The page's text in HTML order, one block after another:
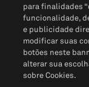
para finalidades
funcionalidade,
e publicidade
modificar suas
botões neste
alterar sua
sobre Cookies.